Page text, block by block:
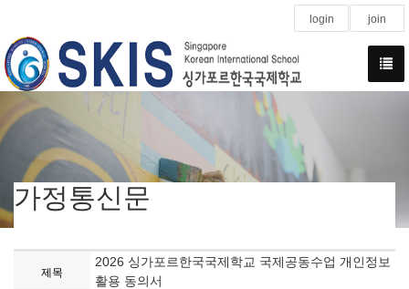
login join
가정통신문
제목
2026 싱가포르한국국제학교 국제공동수업 개인정보
활용 동의서